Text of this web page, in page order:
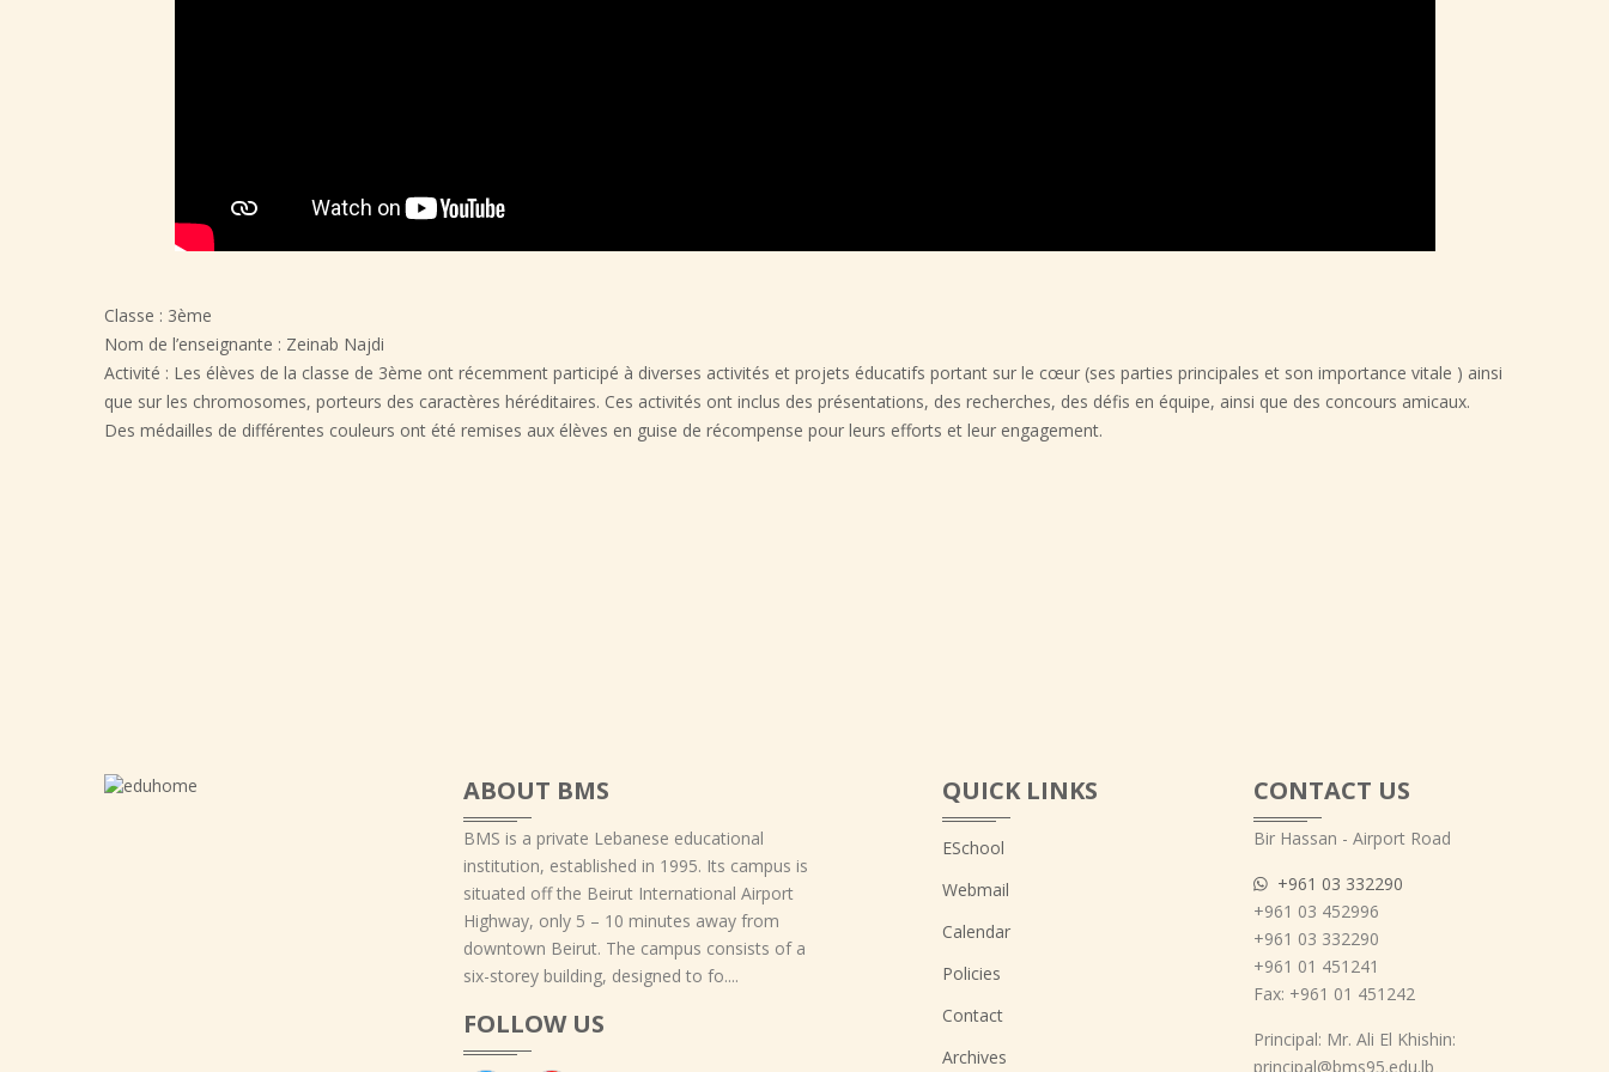
Classe : 3ème
Nom de l’enseignante : Zeinab Najdi
Activité : Les élèves de la classe de 3ème ont récemment participé à diverses activités et projets éducatifs portant sur le cœur (ses parties principales et son importance vitale ) ainsi
que sur les chromosomes, porteurs des caractères héréditaires. Ces activités ont inclus des présentations, des recherches, des défis en équipe, ainsi que des concours amicaux.
Des médailles de différentes couleurs ont été remises aux élèves en guise de récompense pour leurs efforts et leur engagement.
ABOUT BMS
BMS is a private Lebanese educational
institution, established in 1995. Its campus is
situated off the Beirut International Airport
Highway, only 5 – 10 minutes away from
downtown Beirut. The campus consists of a
six-storey building, designed to fo....
FOLLOW US
QUICK LINKS
ESchool
Webmail
Calendar
Policies
Contact
Archives
CONTACT US
Bir Hassan - Airport Road
+961 03 332290
+961 03 452996
+961 03 332290
+961 01 451241
Fax: +961 01 451242
Principal: Mr. Ali El Khishin:
principal@bms95.edu.lb